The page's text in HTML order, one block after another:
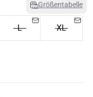
Größentabelle
L XL